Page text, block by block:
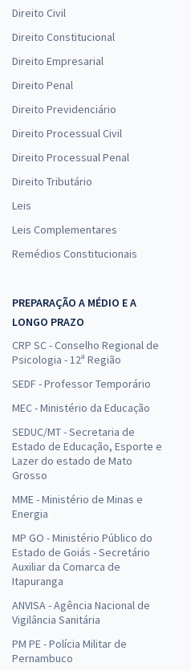
Direito Civil
Direito Constitucional
Direito Empresarial
Direito Penal
Direito Previdenciário
Direito Processual Civil
Direito Processual Penal
Direito Tributário
Leis
Leis Complementares
Remédios Constitucionais
PREPARAÇÃO A MÉDIO E A
LONGO PRAZO
CRP SC - Conselho Regional de
Psicologia - 12ª Região
SEDF - Professor Temporário
MEC - Ministério da Educação
SEDUC/MT - Secretaria de
Estado de Educação, Esporte e
Lazer do estado de Mato
Grosso
MME - Ministério de Minas e
Energia
MP GO - Ministério Público do
Estado de Goiás - Secretário
Auxiliar da Comarca de
Itapuranga
ANVISA - Agência Nacional de
Vigilância Sanitária
PM PE - Polícia Militar de
Pernambuco